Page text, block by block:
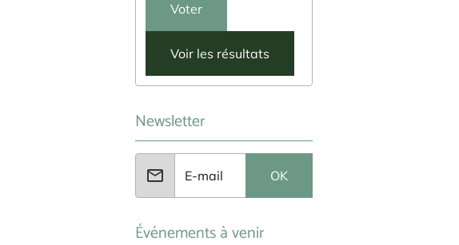
Voter
Voir les résultats
Newsletter
OK
Événements à venir